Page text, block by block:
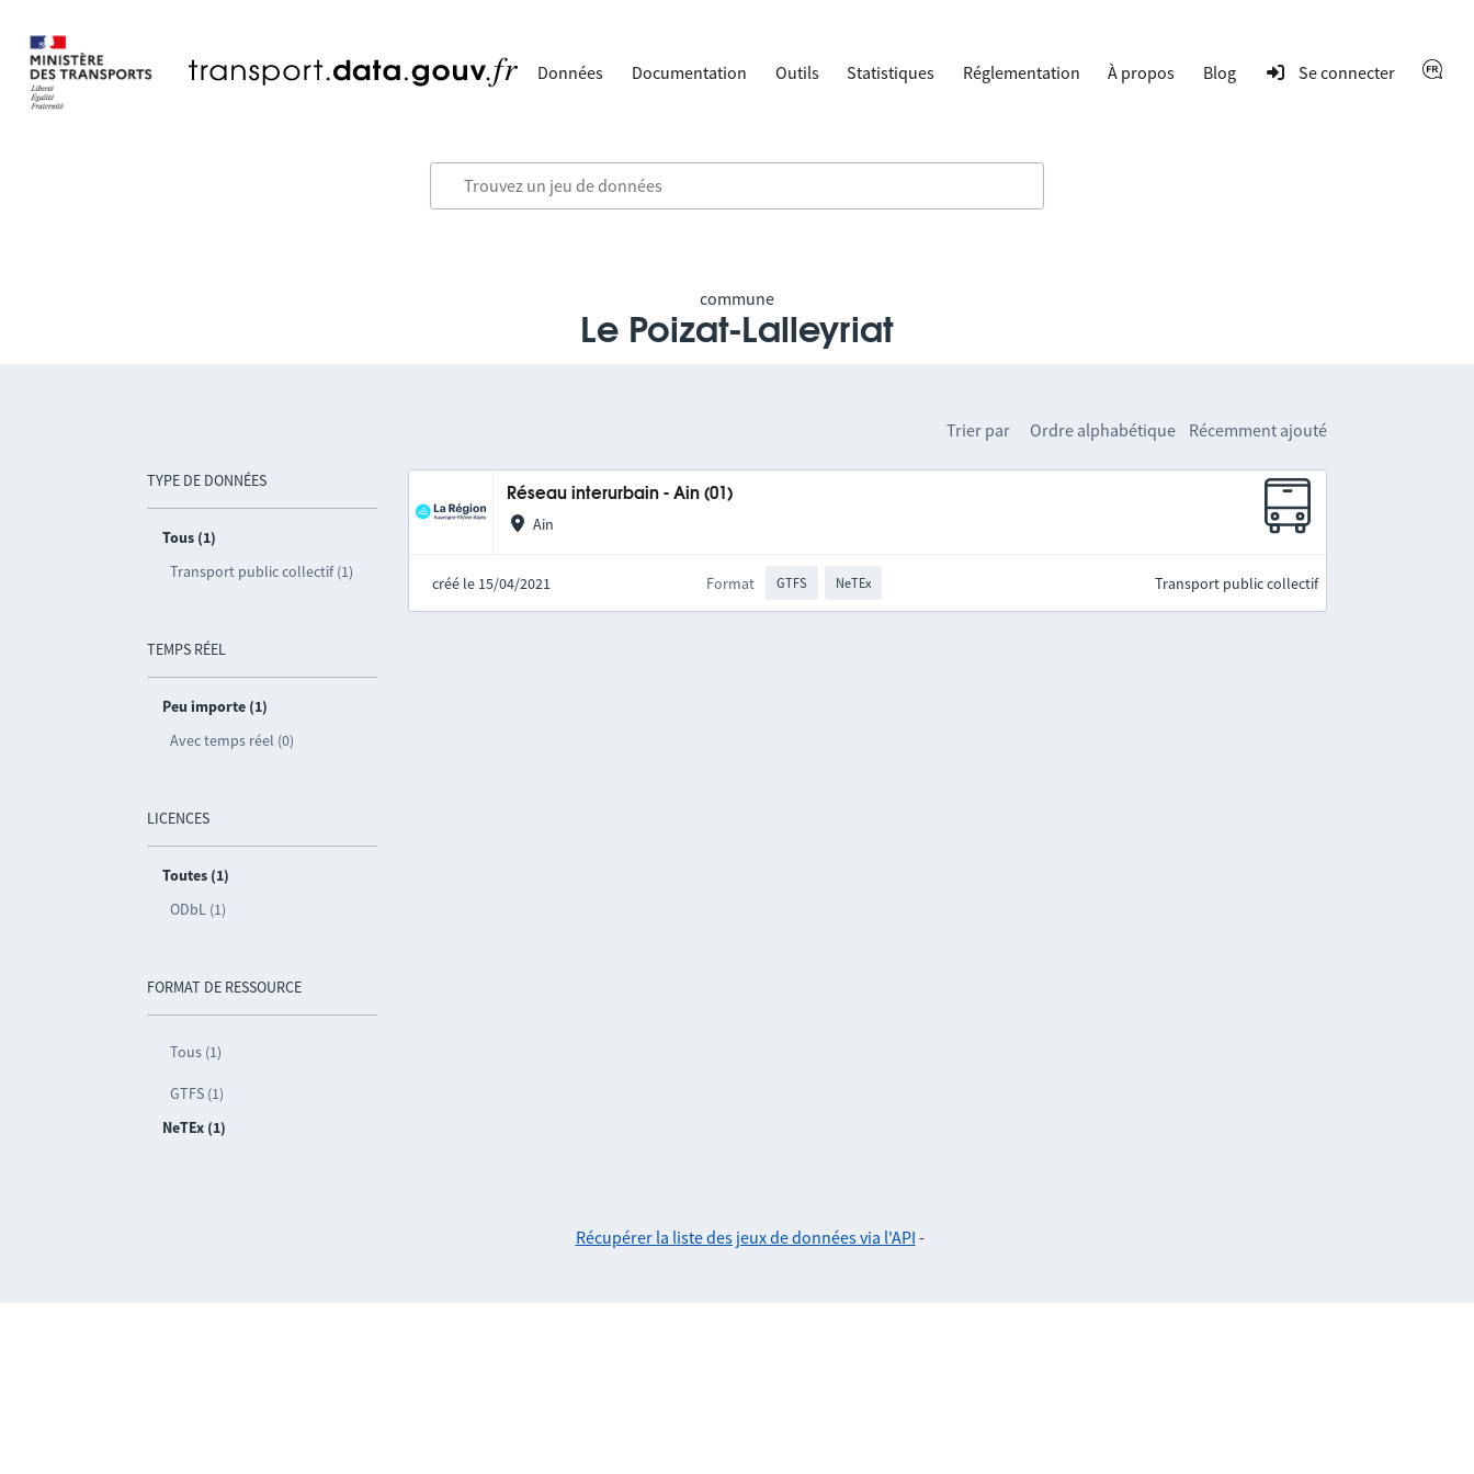
Données Documentation Outils Statistiques Réglementation À propos Blog Se connecter
commune
Le Poizat-Lalleyriat
TYPE DE DONNÉES
Tous (1)
Transport public collectif (1)
TEMPS RÉEL
Peu importe (1)
Avec temps réel (0)
LICENCES
Toutes (1)
ODbL (1)
FORMAT DE RESSOURCE
Tous (1)
GTFS (1)
NeTEx (1)
Trier par Ordre alphabétique Récemment ajouté
Réseau interurbain - Ain (01)
Ain
créé le 15/04/2021 Format GTFS NeTEx Transport public collectif
Récupérer la liste des jeux de données via l'API -